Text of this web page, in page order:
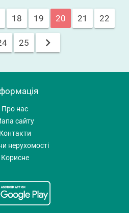
18 19 20 21 22
25 chevron_right
Про нас
сайту
Контакти
нерухомості
Корисне